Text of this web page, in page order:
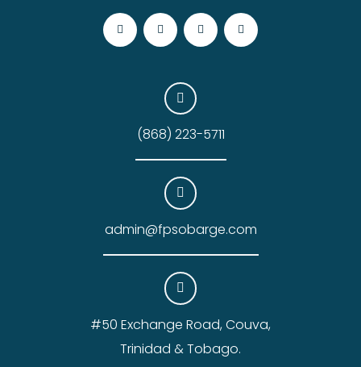
(868) 223-5711
admin@fpsobarge.com
#50 Exchange Road, Couva,
Trinidad & Tobago.